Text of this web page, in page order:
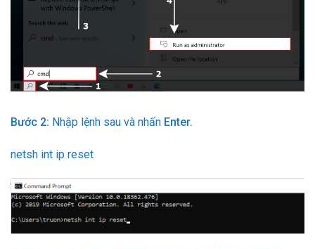
Bước 2: Nhập lệnh sau và nhấn Enter.
netsh int ip reset